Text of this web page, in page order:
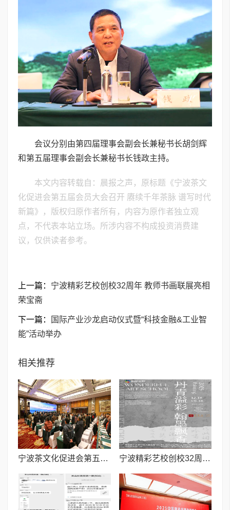
会议分别由第四届理事会副会长兼秘书长胡剑辉
和第五届理事会副会长兼秘书长钱政主持。
本文内容转载自：晨报之声，原标题《宁波茶文
化促进会第五届会员大会召开 赓续千年茶脉 谱写时代
新篇》，版权归原作者所有，内容为原作者独立观
点，不代表本站立场。所涉内容不构成投资消费建
议，仅供读者参考。
上一篇： 宁波精彩艺校创校32周年 教师书画联展亮相
荣宝斋
下一篇：
国际产业沙龙启动仪式暨“科技金融&工业智
能”活动举办
相关推荐
宁波茶文化促进会第五届会员大会召开 赓续千年茶脉 谱写时代新篇 宁波精彩艺校创校32周年 教师书画联展亮相荣宝斋